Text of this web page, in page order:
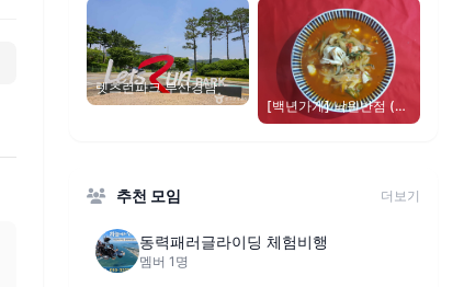
렛츠런파크 부산경남
[백년가게] 낙원반점 (구
낙원각)
추천 모임 더보기
동력패러글라이딩 체험비행
멤버 1명